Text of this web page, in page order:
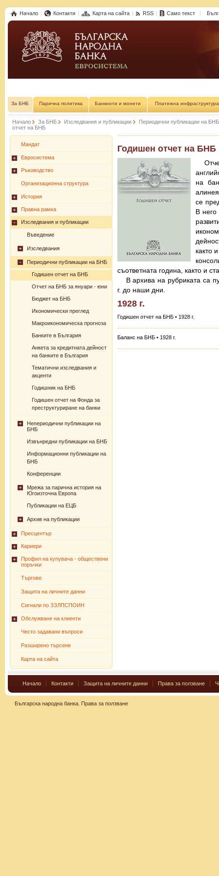
Начало Контакти Карта на сайта RSS Само текст
За БНБ Парична политика Банкноти и монети Платежна инфраструктура
Начало За БНБ Изследвания и публикации
Периодични публикации на БНБ
отчет на БНБ
Мандат
Евросистема
Ръководство
Организационна структура
История
Правна рамка
Изследвания и публикации
Въведение
Изследвания
Периодични публикации на БНБ
Годишен отчет на БНБ
Отчет на БНБ за януари - юни
Бюджет на БНБ
Икономически преглед
Макроикономическа прогноза
Банките в България
Анкета за кредитната дейност
на банките в България
Тематични изследвания и
акценти
Годишник на БНБ
Годишен отчет на Фонда за
преструктуриране на банки
Непериодични публикации на
БНБ
Извънредни публикации на БНБ
Информационни публикации на
БНБ
Конференции
Мрежа за парична история на
Югоизточна Европа
Публикации на ЕЦБ
Архив на публикации
Пресцентър
Кариери
Профил на купувача - обществени
поръчки
Търгове
Защита на личните данни
Сигнали по ЗЗЛПСПОИН
Обслужване на клиенти
Често задавани въпроси
Разширено търсене
Карта на сайта
Годишен отчет на БНБ
на
се
В
както
съответната година, както и
В архива на рубриката са
г. до наши дни.
1928 г.
Годишен отчет на БНБ • 1928 г.
Баланс на БНБ • 1928 г.
Начало Контакти Защита на личните данни Права за ползване
Българска народна банка. Права за ползване